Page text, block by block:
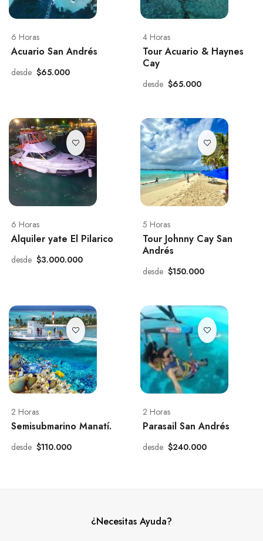
6 Horas
Acuario San Andrés
desde $65.000
4 Horas
Tour Acuario & Haynes
Cay
desde $65.000
6 Horas
Alquiler yate El Pilarico
desde $3.000.000
5 Horas
Tour Johnny Cay San
Andrés
desde $150.000
2 Horas
Semisubmarino Manatí.
desde $110.000
2 Horas
Parasail San Andrés
desde $240.000
¿Necesitas Ayuda?